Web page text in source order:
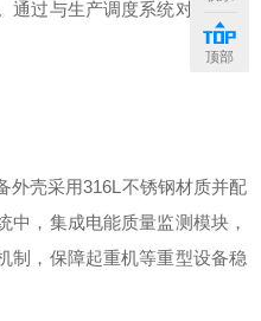
过与生产调度系统对接，实
外壳采用316L 不锈钢材质并配
中，集成电能质量监测模块，
制，保障起重机等重型设备稳
顶部